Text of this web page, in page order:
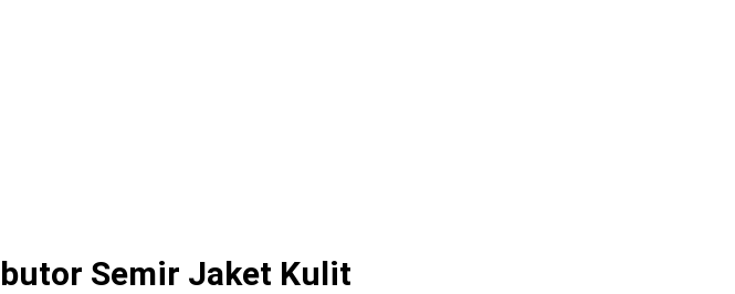
Semir Jaket Kulit